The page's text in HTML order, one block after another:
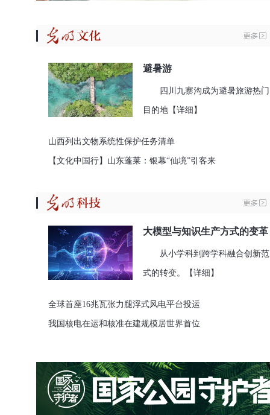
避暑游
四川九寨沟成为避暑旅游热门
目的地 【详细】
山西列出文物系统性保护任务清单
【文化中国行】山东蓬莱：银幕“仙境”引客来
大模型与知识生产方式的变革
从小学科到跨学科融合创新范
式的转变。 【详细】
全球首座16兆瓦张力腿浮式风电平台投运
我国核电在运和核准在建规模居世界首位